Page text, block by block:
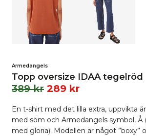
Armedangels
Topp oversize IDAA tegelröd
389kr 289 kr
En t-shirt med det lilla extra, uppvikta
med söm och Armedangels symbol, Å
med gloria). Modellen är något ”boxy”